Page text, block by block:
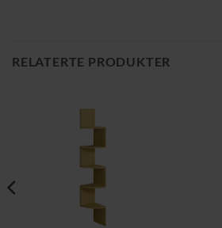
RELATERTE PRODUKTER